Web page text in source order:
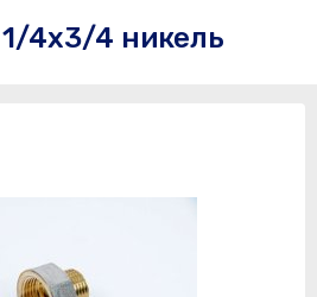
4х3/4 никель